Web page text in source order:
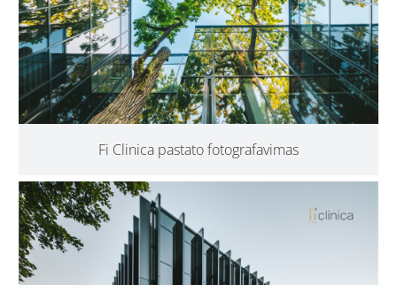
Fi Clinica pastato fotografavimas